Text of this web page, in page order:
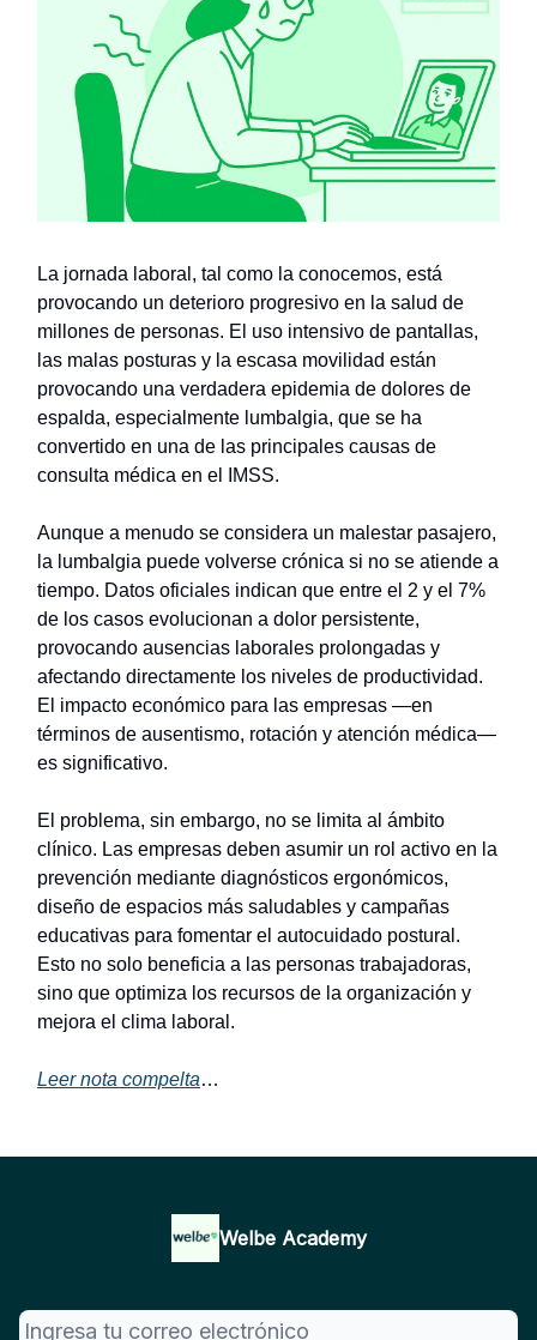
La jornada laboral, tal como la conocemos, está
provocando un deterioro progresivo en la salud de
millones de personas. El uso intensivo de pantallas,
las malas posturas y la escasa movilidad están
provocando una verdadera epidemia de dolores de
espalda, especialmente lumbalgia, que se ha
convertido en una de las principales causas de
consulta médica en el IMSS.
Aunque a menudo se considera un malestar pasajero,
la lumbalgia puede volverse crónica si no se atiende a
tiempo. Datos oficiales indican que entre el 2 y el 7%
de los casos evolucionan a dolor persistente,
provocando ausencias laborales prolongadas y
afectando directamente los niveles de productividad.
El impacto económico para las empresas —en
términos de ausentismo, rotación y atención médica—
es significativo.
El problema, sin embargo, no se limita al ámbito
clínico. Las empresas deben asumir un rol activo en la
prevención mediante diagnósticos ergonómicos,
diseño de espacios más saludables y campañas
educativas para fomentar el autocuidado postural.
Esto no solo beneficia a las personas trabajadoras,
sino que optimiza los recursos de la organización y
mejora el clima laboral.
Leer nota compelta…
Welbe Academy